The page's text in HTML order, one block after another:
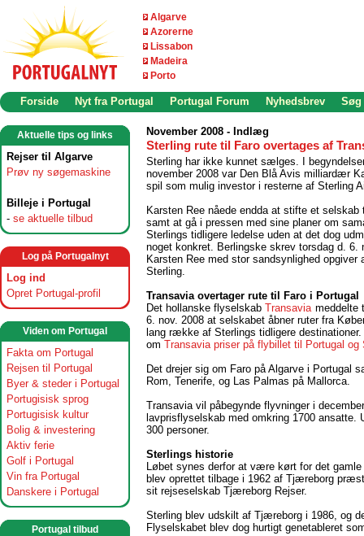
Algarve
Azorerne
Lissabon
Madeira
Porto
Forside Nyt fra Portugal Portugal Forum Nyhedsbrev Søg
Aktuelle tips og links
Rejser til Algarve
Prøv ny søgemaskine
Billeje i Portugal
- se aktuelle tilbud
Log på Portugalnyt
Log ind
Opret Portugal-profil
Viden om Portugal
Fakta om Portugal
Rejsen til Portugal
Byer & steder i Portugal
Portugisisk sprog
Portugisisk kultur
Bolig & investering
Aktiv ferie
Golf i Portugal
Vin fra Portugal
Danskere i Portugal
Portugal tilbud
November 2008 - Indlæg
Sterling rute til Faro overtages af
Sterling har ikke kunnet sælges. I
november 2008 var Den Blå Avis milliardær
spil som mulig investor i resterne af Sterling
Karsten Ree nåede endda at stifte et selskab
samt at gå i pressen med sine planer om
Sterlings tidligere ledelse uden at det dog
noget konkret. Berlingske skrev torsdag d. 6.
Karsten Ree med stor sandsynlighed opgiver
Sterling.
Transavia overtager rute til
Faro i Portugal
Det hollanske flyselskab Transavia meddelte
6. nov. 2008 at selskabet åbner ruter fra
lang række af Sterlings tidligere
om Transavia priser på flybillet til Portugal og
Det drejer sig om Faro på Algarve i Portugal
Rom, Tenerife, og Las Palmas på Mallorca.
Transavia vil påbegynde flyvninger i
lavprisflyselskab med omkring 1700
300 personer.
Sterlings historie
Løbet synes derfor at være kørt for det
blev oprettet tilbage i 1962 af Tjæreborg
sit rejseselskab Tjæreborg Rejser.
Sterling blev udskilt af Tjæreborg i 1986, og
Flyselskabet blev dog hurtigt genetableret